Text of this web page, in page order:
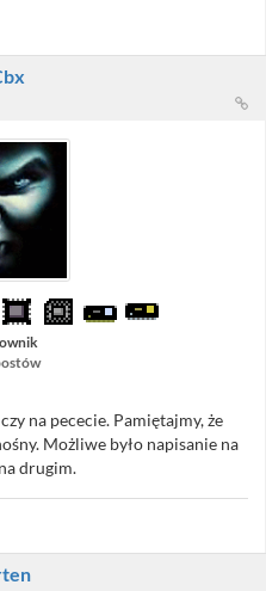
na pececie. Pamiętajmy, że
Możliwe było napisanie na
drugim.